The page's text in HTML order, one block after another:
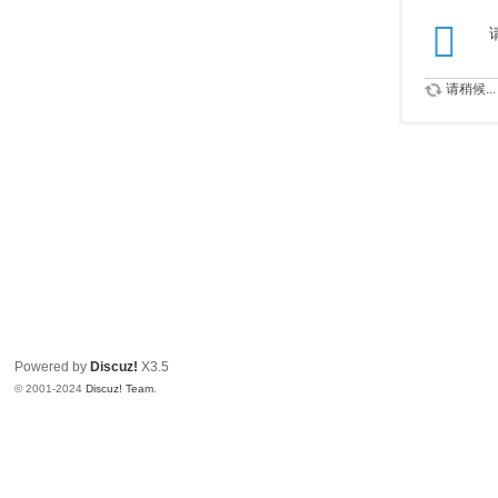
请稍候...
Powered by Discuz! X3.5
© 2001-2024Discuz! Team